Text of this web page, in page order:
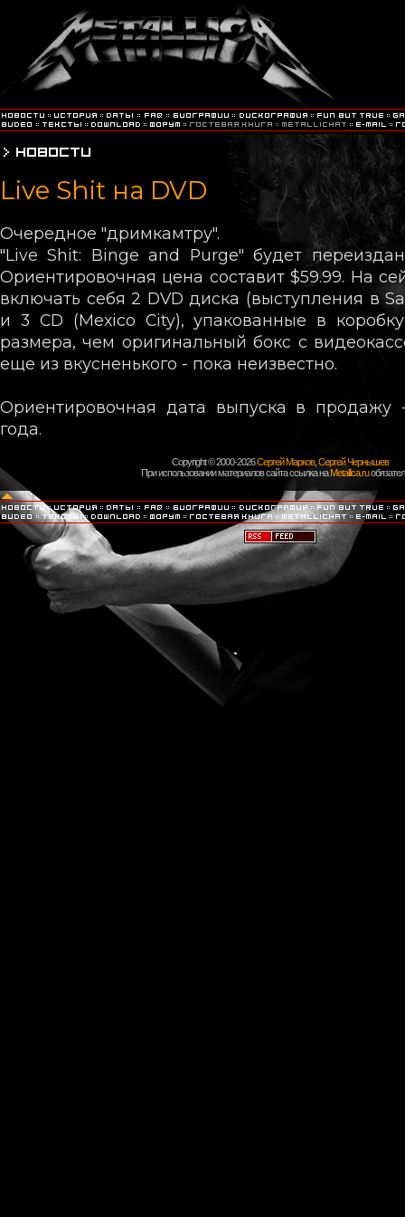
Live Shit на DVD
Очередное "дримкамтру".
"Live Shit: Binge and Purge" будет
Ориентировочная цена составит $59.99. На
включать себя 2 DVD диска (выступления в
и 3 CD (Mexico City), упакованные в
размера, чем оригинальный бокс с
еще из вкусненького - пока неизвестно.
Ориентировочная дата выпуска в продажу
года.
Copyright © 2000-2026Сергей Марков, Сергей Чернышев
При использовании материалов сайта ссылка наMetallica.ru